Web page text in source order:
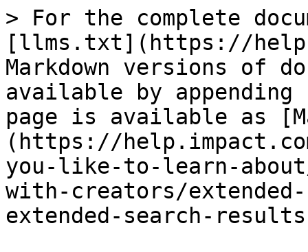
> For the complete
[llms.txt](https://
Markdown versions of
available by
page is available as
(https://
you-like-to-learn-
with-creators/
extended-search-